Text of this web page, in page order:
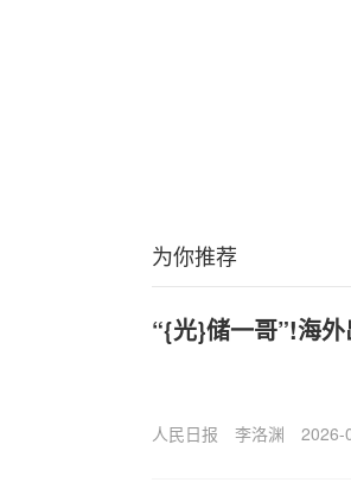
为你推荐
“{光}储一哥”!海
人民日报 李洛渊 2026-